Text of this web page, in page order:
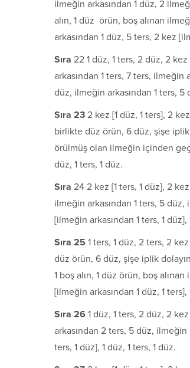
ilmeğin arkasından 1 düz, 2
alın, 1 düz örün, boş alınan
arkasından 1 düz, 5 ters, 2 kez
Sıra 22 1 düz, 1 ters, 2 düz, 2
arkasından 1 ters, 7 ters, ilmeğin
düz, ilmeğin arkasından 1 ters, 5
Sıra 23 2 kez [1 düz, 1 ters], 2
birlikte düz örün, 6 düz, şişe iplik
örülmüş olan ilmeğin içinden
düz, 1 ters, 1 düz.
Sıra 24 2 kez [1 ters, 1 düz], 2
ilmeğin arkasından 1 ters, 5 düz,
[ilmeğin arkasından 1 ters, 1 düz],
Sıra 25 1 ters, 1 düz, 2 ters, 2
düz örün, 6 düz, şişe iplik
1 boş alın, 1 düz örün, boş
[ilmeğin arkasından 1 düz, 1 ters],
Sıra 26 1 düz, 1 ters, 2 düz, 2
arkasından 2 ters, 5 düz, ilmeğin
ters, 1 düz], 1 düz, 1 ters, 1 düz.